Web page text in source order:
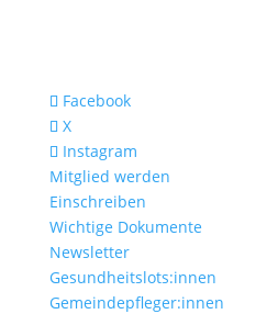
Facebook
X
Instagram
Mitglied werden
Einschreiben
Wichtige Dokumente
Newsletter
Gesundheitslots:innen
Gemeindepfleger:innen